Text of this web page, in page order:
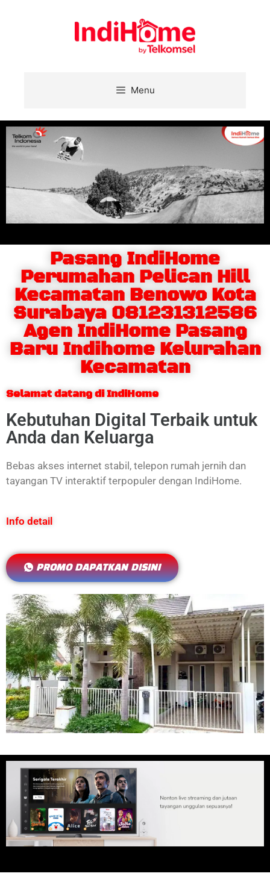
Menu
Pasang IndiHome
Perumahan Pelican Hill
Kecamatan Benowo Kota
Surabaya 081231312586
Agen IndiHome Pasang
Baru Indihome Kelurahan
Kecamatan
Selamat datang di IndiHome
Kebutuhan Digital Terbaik untuk
Anda dan Keluarga
Bebas akses internet stabil, telepon rumah jernih dan
tayangan TV interaktif terpopuler dengan IndiHome.
Info detail
PROMO DAPATKAN DISINI